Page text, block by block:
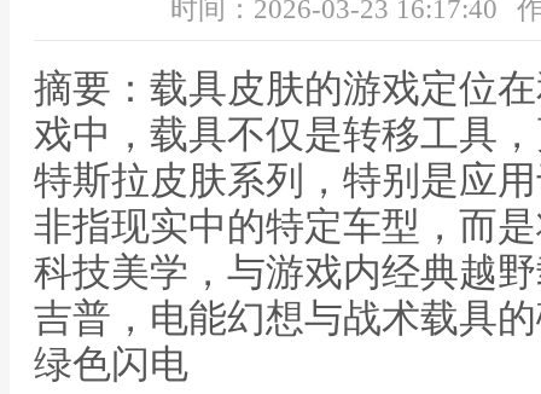
时间：2026-03-23 16:17:40
摘要：载具皮肤的游戏定位
戏中，载具不仅是转移工具
特斯拉皮肤系列，特别是应
非指现实中的特定车型，而
科技美学，与游戏内经典越
吉普，电能幻想与战术载具
绿色闪电